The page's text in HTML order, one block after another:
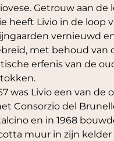
Getrouw aan de
heeft Livio in de loop
vernieuwd
met behoud van
erfenis van de
was Livio een van de
Consorzio del
en in 1968
muur in zijn kelder